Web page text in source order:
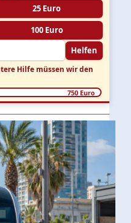
25 Euro
100 Euro
Helfen
Hilfe müssen wir den
750 Euro